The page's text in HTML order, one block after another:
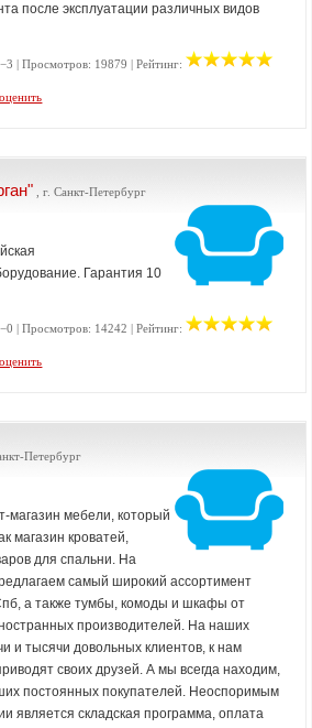
после эксплуатации различных видов
−3 | Просмотров: 19879 | Рейтинг:
, г. Санкт-Петербург
Гарантия 10
−0 | Просмотров: 14242 | Рейтинг:
Петербург
магазин мебели, который
магазин кроватей,
для спальни. На
самый широкий ассортимент
а также тумбы, комоды и шкафы от
производителей. На наших
и тысячи довольных клиентов, к нам
своих друзей. А мы всегда находим,
постоянных покупателей. Неоспоримым
является складская программа, оплата